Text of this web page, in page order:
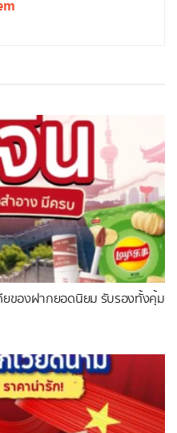
ยของฝากยอดนิยม รับรองทั้งคุ้ม